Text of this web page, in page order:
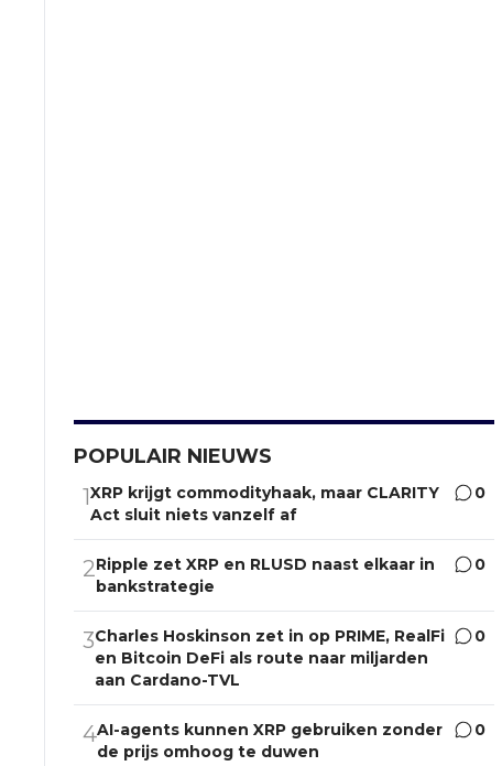
POPULAIR NIEUWS
1XRP krijgt commodityhaak, maar CLARITY
Act sluit niets vanzelf af
0
2Ripple zet XRP en RLUSD naast elkaar in
bankstrategie
0
3Charles Hoskinson zet in op PRIME, RealFi
en Bitcoin DeFi als route naar miljarden
aan Cardano-TVL
0
4AI-agents kunnen XRP gebruiken zonder
de prijs omhoog te duwen
0